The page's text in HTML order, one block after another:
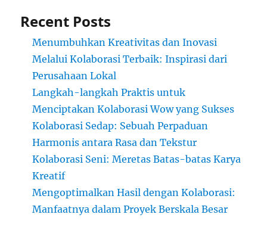
Recent Posts
Menumbuhkan Kreativitas dan Inovasi
Melalui Kolaborasi Terbaik: Inspirasi dari
Perusahaan Lokal
Langkah-langkah Praktis untuk
Menciptakan Kolaborasi Wow yang Sukses
Kolaborasi Sedap: Sebuah Perpaduan
Harmonis antara Rasa dan Tekstur
Kolaborasi Seni: Meretas Batas-batas Karya
Kreatif
Mengoptimalkan Hasil dengan Kolaborasi:
Manfaatnya dalam Proyek Berskala Besar